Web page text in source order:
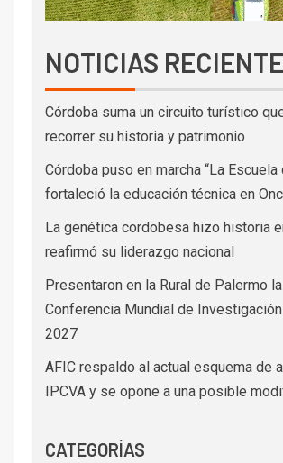
NOTICIAS
Córdoba suma un circuito turístico
recorrer su historia y patrimonio
Córdoba puso en marcha “La Escuela
fortaleció la educación técnica en
La genética cordobesa hizo historia
reafirmó su liderazgo nacional
Presentaron en la Rural de Palermo la
Conferencia Mundial de
2027
AFIC respaldo al actual esquema de
IPCVA y se opone a una posible
CATEGORÍAS